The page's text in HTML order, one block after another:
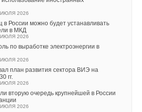
2026
в России можно будет устанавливать
в МКД
2026
по выработке электроэнергии в
2026
план развития сектора ВИЭ на
гг.
2026
вторую очередь крупнейшей в России
2026